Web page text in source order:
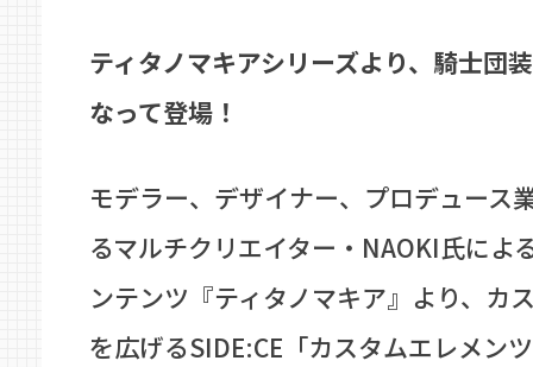
ティタノマキアシリーズより、騎士団
なって登場！
モデラー、デザイナー、プロデュース
るマルチクリエイター・NAOKI氏によ
ンテンツ『ティタノマキア』より、カ
を広げるSIDE:CE「カスタムエレメン